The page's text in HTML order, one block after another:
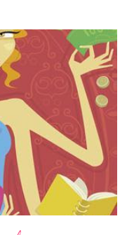
i tractada com una
cops embarassada des
habitació i tenir uns
dels vint-i-quatre anys
no em puc
aquesta dona que